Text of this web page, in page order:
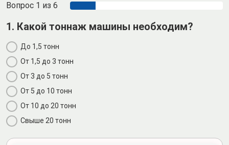
Вопрос 1 из 6
1. Какой тоннаж машины необходим?
До 1,5 тонн
От 1,5 до 3 тонн
От 3 до 5 тонн
От 5 до 10 тонн
От 10 до 20 тонн
Свыше 20 тонн